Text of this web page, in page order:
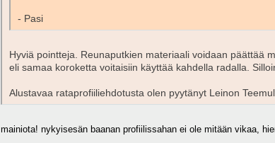
- Pasi
Hyviä pointteja. Reunaputkien materiaali voidaan päättää
eli samaa koroketta voitaisiin käyttää kahdella radalla.
Alustavaa rataprofiiliehdotusta olen pyytänyt Leinon
mainiota! nykyisesän baanan profiilissahan ei ole mitään vikaa,